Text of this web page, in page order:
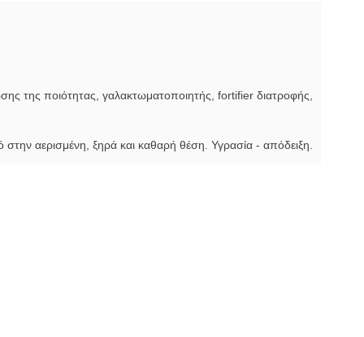
της ποιότητας, γαλακτωματοποιητής, fortifier διατροφής,
αερισμένη, ξηρά και καθαρή θέση. Υγρασία - απόδειξη.